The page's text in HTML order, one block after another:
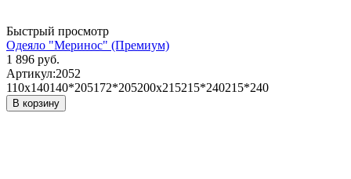
Быстрый просмотр
Одеяло "Меринос" (Премиум)
1 896 руб.
Артикул:2052
110х140140*205172*205200х215215*240215*240
В корзину